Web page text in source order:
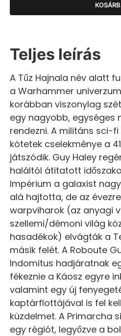
Teljes leírás
A Tűz Hajnala név alatt
a Warhammer
korábban viszonylag
egy nagyobb, egységes
rendezni. A militáns sci-
kötetek cselekménye a
játszódik. Guy Haley
haláltól átitatott
Impérium a galaxist
alá hajtotta, de az
warpviharok (az anyagi
szellemi/démoni világ
hasadékok) elvágták a
másik felét. A Roboute
Indomitus hadjáratnak
fékeznie a Káosz egyre
valamint egy új
kaptárflottájával is fel
küzdelmet. A Primarcha
egy régiót, legyőzve a